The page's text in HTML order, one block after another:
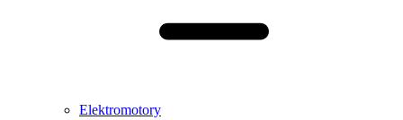
Elektromotory